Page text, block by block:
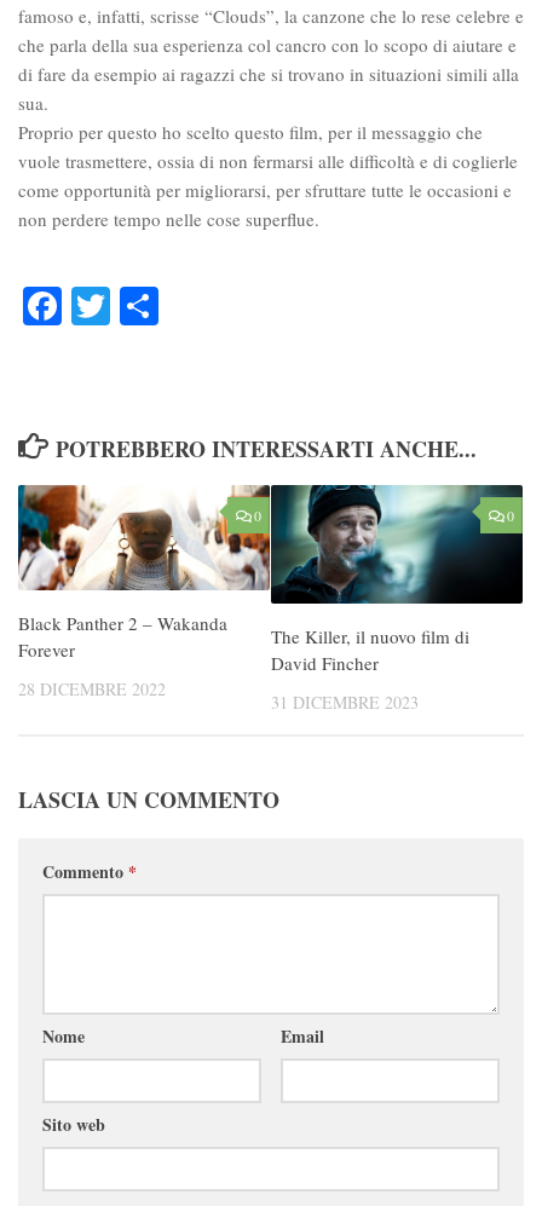
famoso e, infatti, scrisse “Clouds”, la canzone che lo rese celebre e
che parla della sua esperienza col cancro con lo scopo di aiutare e
di fare da esempio ai ragazzi che si trovano in situazioni simili alla
sua.
Proprio per questo ho scelto questo film, per il messaggio che
vuole trasmettere, ossia di non fermarsi alle difficoltà e di coglierle
come opportunità per migliorarsi, per sfruttare tutte le occasioni e
non perdere tempo nelle cose superflue.
FacebookTwitter
POTREBBERO INTERESSARTI ANCHE...
0
Black Panther 2 – Wakanda
Forever
28 DICEMBRE 2022
0
The Killer, il nuovo film di
David Fincher
31 DICEMBRE 2023
LASCIA UN COMMENTO
Commento *
Nome Email
Sito web